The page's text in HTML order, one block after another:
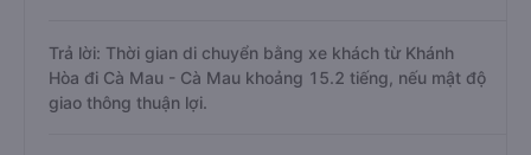
Trả lời: Thời gian di chuyển bằng xe khách từ Khánh
Hòa đi Cà Mau - Cà Mau khoảng 15.2 tiếng, nếu mật độ
giao thông thuận lợi.